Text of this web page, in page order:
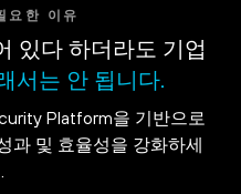
요한 이유
있다 하더라도 기업
서는 안 됩니다.
Platform을 기반으로
과 및 효율성을 강화하세